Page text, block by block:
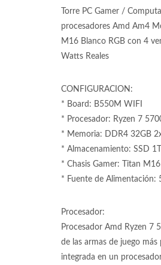
Torre PC Gamer /
procesadores Amd Am4
M16 Blanco RGB con 4
Watts Reales
CONFIGURACION:
* Board: B550M WIFI
* Procesador: Ryzen 7
* Memoria: DDR4 32GB
* Almacenamiento: SSD
* Chasis Gamer: Titan
* Fuente de Alimentación:
Procesador:
Procesador Amd Ryzen 7
de las armas de juego
integrada en un